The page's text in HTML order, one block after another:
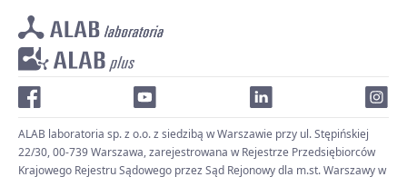
ALAB laboratoria sp. z o.o. z siedzibą w Warszawie przy ul. Stępińskiej
22/30, 00-739 Warszawa, zarejestrowana w Rejestrze Przedsiębiorców
Krajowego Rejestru Sądowego przez Sąd Rejonowy dla m.st. Warszawy w